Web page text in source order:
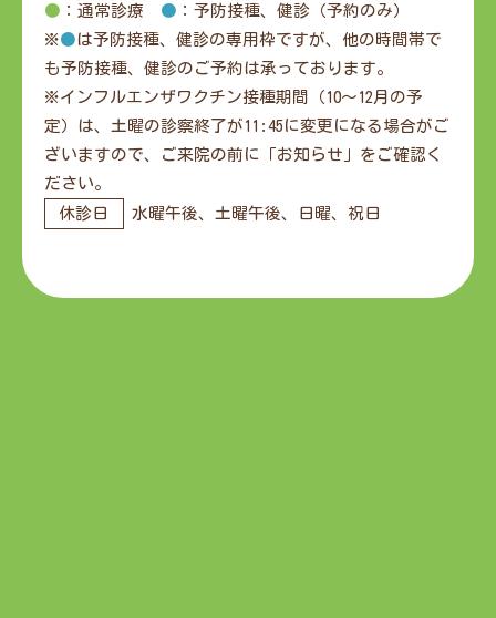
● ：通常診療 ● ：予防接種、健診（予約のみ）
※●は予防接種、健診の専用枠ですが、他の時間帯で
も予防接種、健診のご予約は承っております。
※インフルエンザワクチン接種期間（10～12月の予
定）は、土曜の診察終了が11:45に変更になる場合がご
ざいますので、ご来院の前に「お知らせ」をご確認く
ださい。
休診日
水曜午後、土曜午後、日曜、祝日